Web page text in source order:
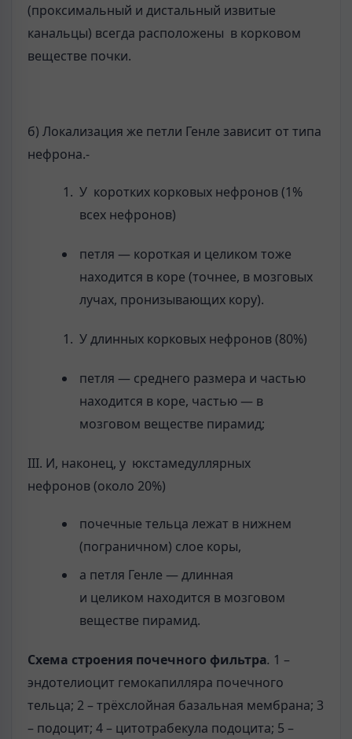
(проксимальный и дистальный извитые
канальцы) всегда расположены в корковом
веществе почки.
б) Локализация же петли Генле зависит от типа
нефрона.-
У коротких корковых нефронов (1%
всех нефронов)
петля — короткая и целиком тоже
находится в коре (точнее, в мозговых
лучах, пронизывающих кору).
У длинных корковых нефронов (80%)
петля — среднего размера и частью
находится в коре, частью — в
мозговом веществе пирамид;
III. И, наконец, у юкстамедуллярных
нефронов (около 20%)
почечные тельца лежат в нижнем
(пограничном) слое коры,
а петля Генле — длинная
и целиком находится в мозговом
веществе пирамид.
Схема строения почечного фильтра. 1 –
эндотелиоцит гемокапилляра почечного
тельца; 2 – трёхслойная базальная мембрана; 3
– подоцит; 4 – цитотрабекула подоцита; 5 –